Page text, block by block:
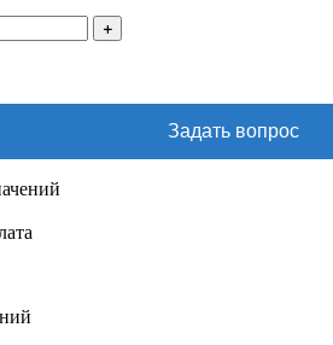
Задать вопрос